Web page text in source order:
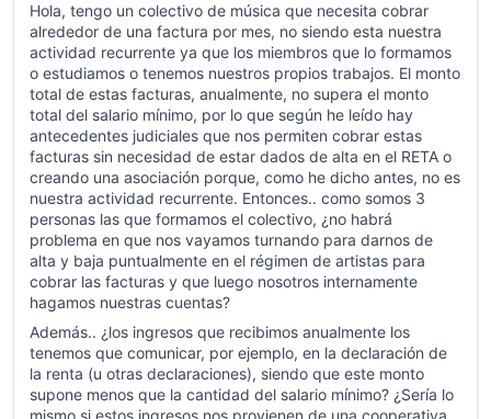
Hola, tengo un colectivo de música que necesita cobrar
alrededor de una factura por mes, no siendo esta nuestra
actividad recurrente ya que los miembros que lo formamos
o estudiamos o tenemos nuestros propios trabajos. El monto
total de estas facturas, anualmente, no supera el monto
total del salario mínimo, por lo que según he leído hay
antecedentes judiciales que nos permiten cobrar estas
facturas sin necesidad de estar dados de alta en el RETA o
creando una asociación porque, como he dicho antes, no es
nuestra actividad recurrente. Entonces.. como somos 3
personas las que formamos el colectivo, ¿no habrá
problema en que nos vayamos turnando para darnos de
alta y baja puntualmente en el régimen de artistas para
cobrar las facturas y que luego nosotros internamente
hagamos nuestras cuentas?
Además.. ¿los ingresos que recibimos anualmente los
tenemos que comunicar, por ejemplo, en la declaración de
la renta (u otras declaraciones), siendo que este monto
supone menos que la cantidad del salario mínimo? ¿Sería lo